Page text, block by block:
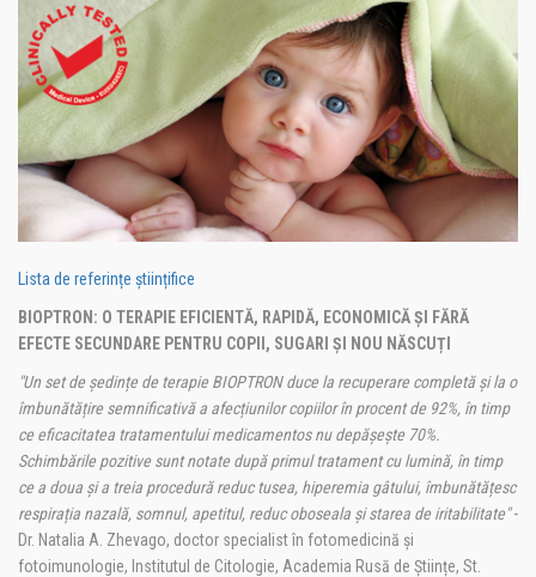
Lista de referințe științifice
BIOPTRON: O TERAPIE EFICIENTĂ, RAPIDĂ, ECONOMICĂ ȘI FĂRĂ
EFECTE SECUNDARE PENTRU COPII, SUGARI ȘI NOU NĂSCUȚI
"Un set de ședințe de terapie BIOPTRON duce la recuperare completă și la o
îmbunătățire semnificativă a afecțiunilor copiilor în procent de 92%, în timp
ce eficacitatea tratamentului medicamentos nu depășește 70%.
Schimbările pozitive sunt notate după primul tratament cu lumină, în timp
ce a doua și a treia procedură reduc tusea, hiperemia gâtului, îmbunătățesc
respirația nazală, somnul, apetitul, reduc oboseala și starea de iritabilitate"-
Dr. Natalia A. Zhevago, doctor specialist în fotomedicină și
fotoimunologie, Institutul de Citologie, Academia Rusă de Științe, St.